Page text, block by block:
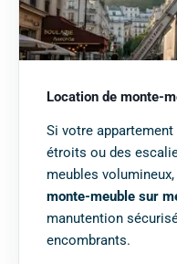
Location de monte-
Si votre
étroits ou des
meubles
monte-meuble sur
manutention
encombrants.